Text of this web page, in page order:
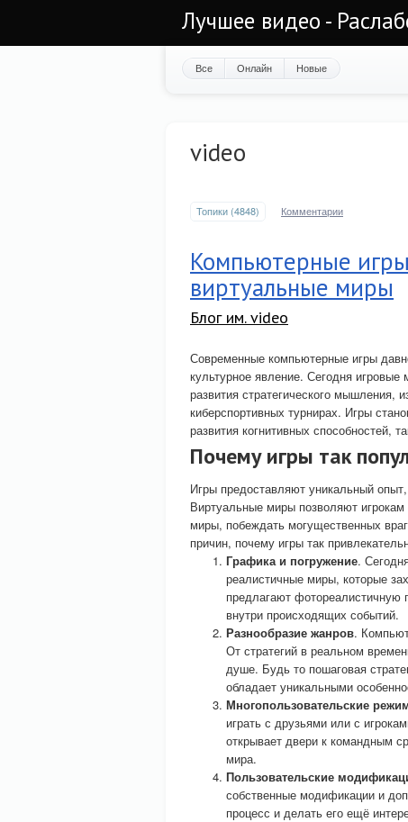
Лучшее видео -
Все Онлайн Новые
video
Топики (4848) Комментарии
Компьютерные
виртуальные миры
Блог им. video
Современные компьютерные игры
культурное явление. Сегодня
развития стратегического мышления,
киберспортивных турнирах. Игры
развития когнитивных способностей,
Почему игры так
Игры предоставляют уникальный
Виртуальные миры позволяют
миры, побеждать могущественных
причин, почему игры так
Графика и погружение.
реалистичные миры, которые
предлагают фотореалистичную
внутри происходящих событий.
Разнообразие жанров.
От стратегий в реальном
душе. Будь то пошаговая
обладает уникальными
Многопользовательские
играть с друзьями или с
открывает двери к командным
мира.
Пользовательские
собственные модификации и
процесс и делать его ещё